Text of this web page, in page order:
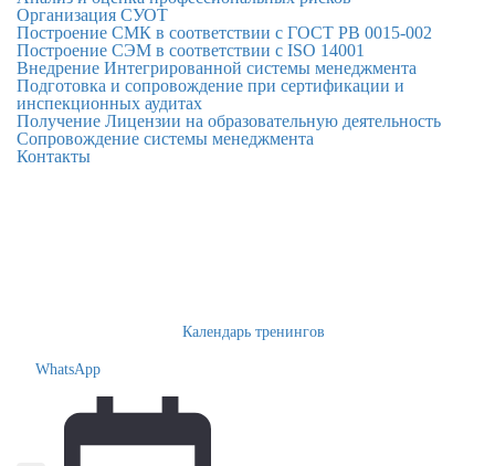
Организация СУОТ
Построение СМК в соответствии с ГОСТ РВ 0015-002
Построение СЭМ в соответствии с ISO 14001
Внедрение Интегрированной системы менеджмента
Подготовка и сопровождение при сертификации и
инспекционных аудитах
Получение Лицензии на образовательную деятельность
Сопровождение системы менеджмента
Контакты
Календарь тренингов
WhatsApp